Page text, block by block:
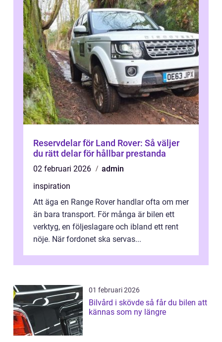
Reservdelar för Land Rover: Så väljer
du rätt delar för hållbar prestanda
02 februari 2026
admin
inspiration
Att äga en Range Rover handlar ofta om mer
än bara transport. För många är bilen ett
verktyg, en följeslagare och ibland ett rent
nöje. När fordonet ska servas...
01 februari 2026
Bilvård i skövde så får du bilen att
kännas som ny längre